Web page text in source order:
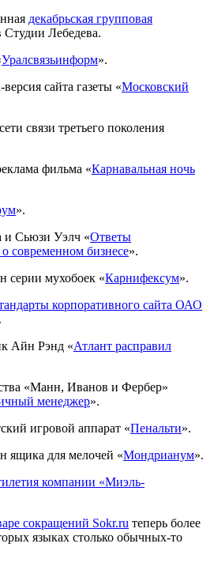
декабрьская групповая
Студии Лебедева.
Уралсвязьинформ».
сайта газеты «Московский
связи третьего поколения
фильма «Карнавальная ночь
».
и Сьюзи Уэлч «Ответы
современном бизнесе».
серии мухобоек «Карнифексум».
корпоративного сайта ОАО
.
Айн Рэнд «Атлант расправил
«Манн, Иванов и Фербер»
менеджер».
игровой аппарат «Пенальти».
ящика для мелочей «Мондрианум».
компании «Миэль-
сокращений Sokr.ru теперь более
языках столько обычных-то